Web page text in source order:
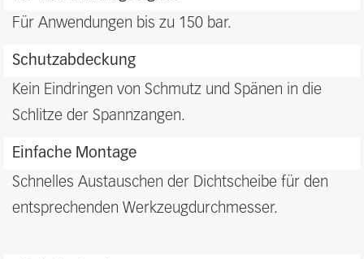
Für Anwendungen bis zu 150 bar.
Schutzabdeckung
Kein Eindringen von Schmutz und Spänen in die
Schlitze der Spannzangen.
Einfache Montage
Schnelles Austauschen der Dichtscheibe für den
entsprechenden Werkzeugdurchmesser.